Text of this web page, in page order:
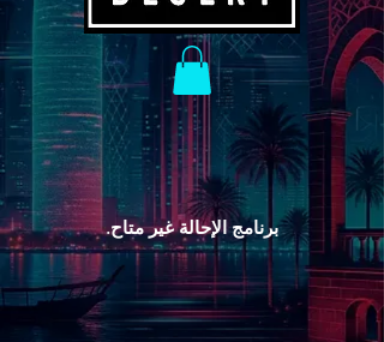
برنامج الإحالة غير متاح.